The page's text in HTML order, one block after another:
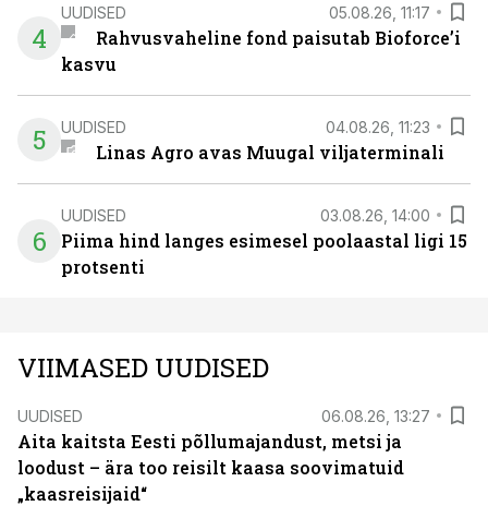
4
UUDISED 05.08.26, 11:17
Rahvusvaheline fond paisutab Bioforce’i
kasvu
5 UUDISED 04.08.26, 11:23
Linas Agro avas Muugal viljaterminali
6
UUDISED 03.08.26, 14:00
Piima hind langes esimesel poolaastal ligi 15
protsenti
VIIMASED UUDISED
UUDISED 06.08.26, 13:27
Aita kaitsta Eesti põllumajandust, metsi ja
loodust – ära too reisilt kaasa soovimatuid
„kaasreisijaid“